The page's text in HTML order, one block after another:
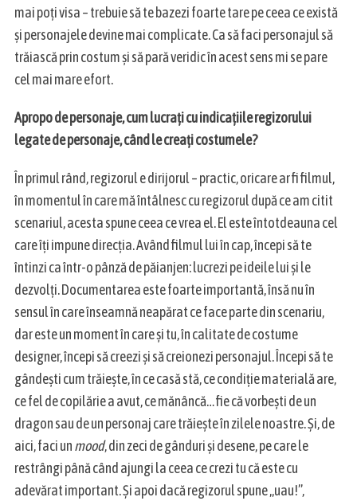
mai poți visa – trebuie să te bazezi foarte tare pe ceea ce există
și personajele devine mai complicate. Ca să faci personajul să
trăiască prin costum și să pară veridic în acest sens mi se pare
cel mai mare efort.
Apropo de personaje, cum lucrați cu indicațiile regizorului
legate de personaje, când le creați costumele?
În primul rând, regizorul e dirijorul – practic, oricare ar fi filmul,
în momentul în care mă întâlnesc cu regizorul după ce am citit
scenariul, acesta spune ceea ce vrea el. El este întotdeauna cel
care îți impune direcția. Având filmul lui în cap, începi să te
întinzi ca într-o pânză de păianjen: lucrezi pe ideile lui și le
dezvolți. Documentarea este foarte importantă, însă nu în
sensul în care înseamnă neapărat ce face parte din scenariu,
dar este un moment în care și tu, în calitate de costume
designer, începi să creezi și să creionezi personajul. Începi să te
gândești cum trăiește, în ce casă stă, ce condiție materială are,
ce fel de copilărie a avut, ce mănâncă… fie că vorbești de un
dragon sau de un personaj care trăiește în zilele noastre. Și, de
aici, faci unmood, din zeci de gânduri și desene, pe care le
restrângi până când ajungi la ceea ce crezi tu că este cu
adevărat important. Și apoi dacă regizorul spune „uau!”,
S
e
r
c